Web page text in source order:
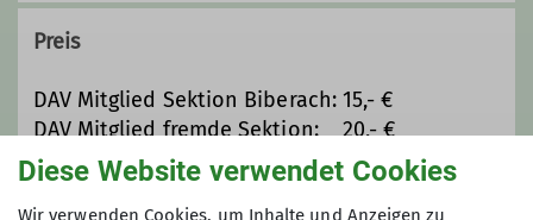
europäischen Auslands.
Alle Unternehmungen werden von
Preis
DAV Mitglied Sektion Biberach: 15,- €
DAV Mitglied fremde Sektion: 20,- €
Nicht DAV Mitglied: 25,- €
Diese Website verwendet Cookies
Wir verwenden Cookies, um Inhalte und Anzeigen zu